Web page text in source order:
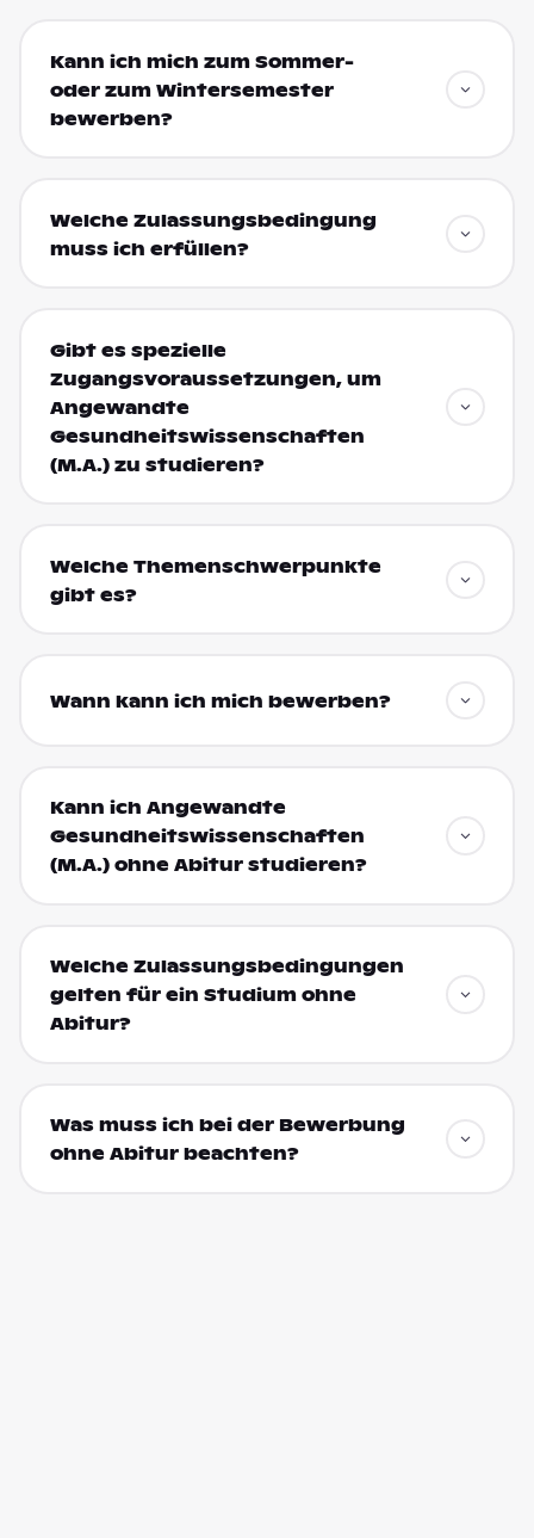
Kann ich mich zum Sommer-
oder zum Wintersemester
bewerben?
Welche Zulassungsbedingung
muss ich erfüllen?
Gibt es spezielle
Zugangsvoraussetzungen, um
Angewandte
Gesundheitswissenschaften
(M.A.) zu studieren?
Welche Themenschwerpunkte
gibt es?
Wann kann ich mich bewerben?
Kann ich Angewandte
Gesundheitswissenschaften
(M.A.) ohne Abitur studieren?
Welche Zulassungsbedingungen
gelten für ein Studium ohne
Abitur?
Was muss ich bei der Bewerbung
ohne Abitur beachten?